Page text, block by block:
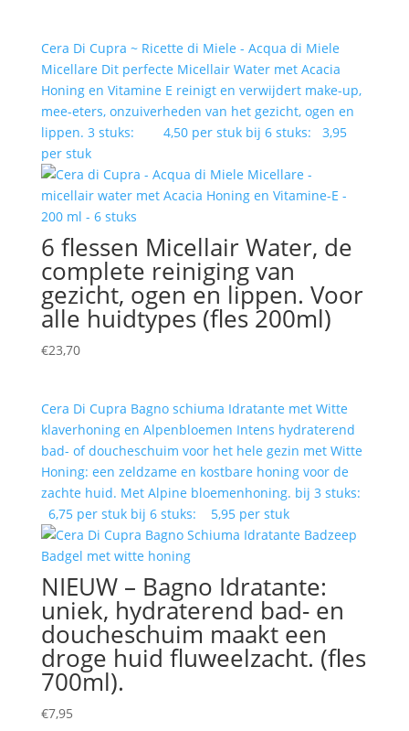
Cera Di Cupra ~ Ricette di Miele - Acqua di Miele
Micellare Dit perfecte Micellair Water met Acacia
Honing en Vitamine E reinigt en verwijdert make-up,
mee-eters, onzuiverheden van het gezicht, ogen en
lippen. 3 stuks: 4,50 per stuk bij 6 stuks: 3,95
per stuk
6 flessen Micellair Water, de
complete reiniging van
gezicht, ogen en lippen. Voor
alle huidtypes (fles 200ml)
€23,70
Cera Di Cupra Bagno schiuma Idratante met Witte
klaverhoning en Alpenbloemen Intens hydraterend
bad- of doucheschuim voor het hele gezin met Witte
Honing: een zeldzame en kostbare honing voor de
zachte huid. Met Alpine bloemenhoning. bij 3 stuks:
6,75 per stuk bij 6 stuks: 5,95 per stuk
NIEUW – Bagno Idratante:
uniek, hydraterend bad- en
doucheschuim maakt een
droge huid fluweelzacht. (fles
700ml).
€7,95